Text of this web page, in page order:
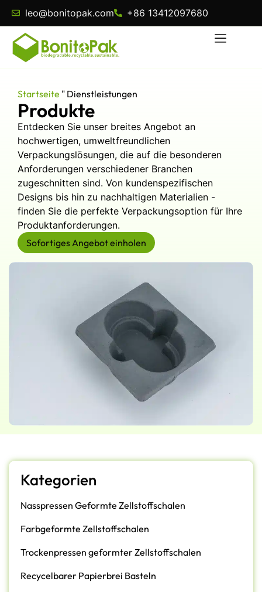
leo@bonitopak.com +86 13412097680
Startseite " Dienstleistungen
Produkte
Entdecken Sie unser breites Angebot an
hochwertigen, umweltfreundlichen
Verpackungslösungen, die auf die besonderen
Anforderungen verschiedener Branchen
zugeschnitten sind. Von kundenspezifischen
Designs bis hin zu nachhaltigen Materialien -
finden Sie die perfekte Verpackungsoption für Ihre
Produktanforderungen.
Sofortiges Angebot einholen
Kategorien
Nasspressen Geformte Zellstoffschalen
Farbgeformte Zellstoffschalen
Trockenpressen geformter Zellstoffschalen
Recycelbarer Papierbrei Basteln